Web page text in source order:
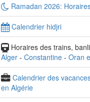
Ramadan 2026:
Calendrier hidjri
Horaires des trains,
Alger - Constantine - Oran
Calendrier des
en Algérie